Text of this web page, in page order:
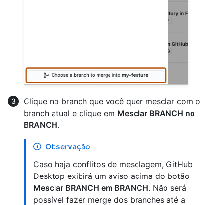
Clique no branch que você quer mesclar com o
branch atual e clique em Mesclar BRANCH no
BRANCH.
Observação
Caso haja conflitos de mesclagem, GitHub
Desktop exibirá um aviso acima do botão
Mesclar BRANCH em BRANCH. Não será
possível fazer merge dos branches até a